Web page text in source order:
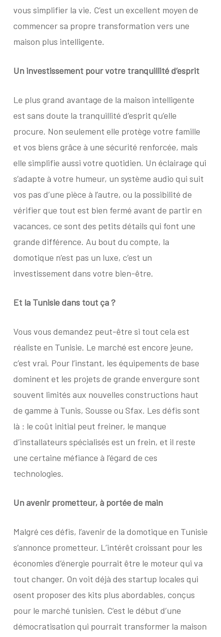
vous simplifier la vie. C’est un excellent moyen de
commencer sa propre transformation vers une
maison plus intelligente.
Un investissement pour votre tranquillité d’esprit
Le plus grand avantage de la maison intelligente
est sans doute la tranquillité d’esprit qu’elle
procure. Non seulement elle protège votre famille
et vos biens grâce à une sécurité renforcée, mais
elle simplifie aussi votre quotidien. Un éclairage qui
s’adapte à votre humeur, un système audio qui suit
vos pas d’une pièce à l’autre, ou la possibilité de
vérifier que tout est bien fermé avant de partir en
vacances, ce sont des petits détails qui font une
grande différence. Au bout du compte, la
domotique n’est pas un luxe, c’est un
investissement dans votre bien-être.
Et la Tunisie dans tout ça ?
Vous vous demandez peut-être si tout cela est
réaliste en Tunisie. Le marché est encore jeune,
c’est vrai. Pour l’instant, les équipements de base
dominent et les projets de grande envergure sont
souvent limités aux nouvelles constructions haut
de gamme à Tunis, Sousse ou Sfax. Les défis sont
là : le coût initial peut freiner, le manque
d’installateurs spécialisés est un frein, et il reste
une certaine méfiance à l’égard de ces
technologies.
Un avenir prometteur, à portée de main
Malgré ces défis, l’avenir de la domotique en Tunisie
s’annonce prometteur. L’intérêt croissant pour les
économies d’énergie pourrait être le moteur qui va
tout changer. On voit déjà des startup locales qui
osent proposer des kits plus abordables, conçus
pour le marché tunisien. C’est le début d’une
démocratisation qui pourrait transformer la maison